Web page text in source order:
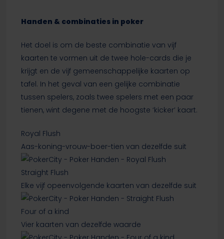
Handen & combinaties in poker
Het doel is om de beste combinatie van vijf
kaarten te vormen uit de twee hole-cards die je
krijgt en de vijf gemeenschappelijke kaarten op
tafel. In het geval van een gelijke combinatie
tussen spelers, zoals twee spelers met een paar
tienen, wint degene met de hoogste ‘kicker’ kaart.
Royal Flush
Aas-koning-vrouw-boer-tien van dezelfde suit
Straight Flush
Elke vijf opeenvolgende kaarten van dezelfde suit
Four of a kind
Vier kaarten van dezelfde waarde